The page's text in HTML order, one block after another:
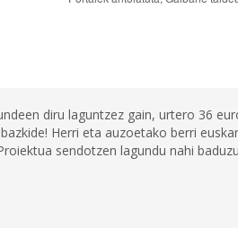
diru laguntzez gain, urtero 36
Herri eta auzoetako berri
sendotzen lagundu nahi